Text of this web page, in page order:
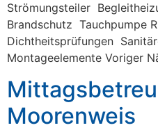
Strömungsteiler
Brandschutz Tauchpumpe
Dichtheitsprüfungen
Montageelemente Voriger
Moorenweis